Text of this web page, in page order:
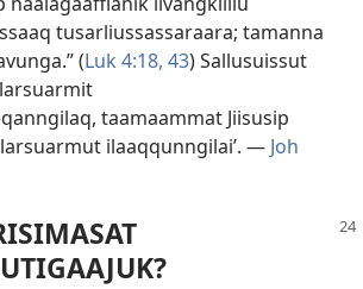
tusarliussassaraara; tamanna
(Luk 4:18, 43) Sallusuissut
taamaammat Jiisusip
ilaaqqunngilai’. — Joh